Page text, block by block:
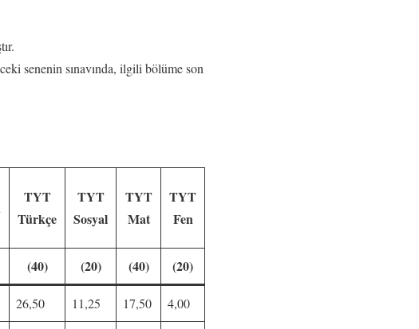
senenin sınavında, ilgili bölüme son
TYT
Türkçe
TYT
Sosyal
TYT
Mat
TYT
Fen
(40) (20) (40) (20)
26,50 11,25 17,50 4,00